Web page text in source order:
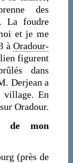
des
La foudre
et je me
à Oradour-
figurent
dans
Derjean a
village. En
Oradour.
de mon
(près de